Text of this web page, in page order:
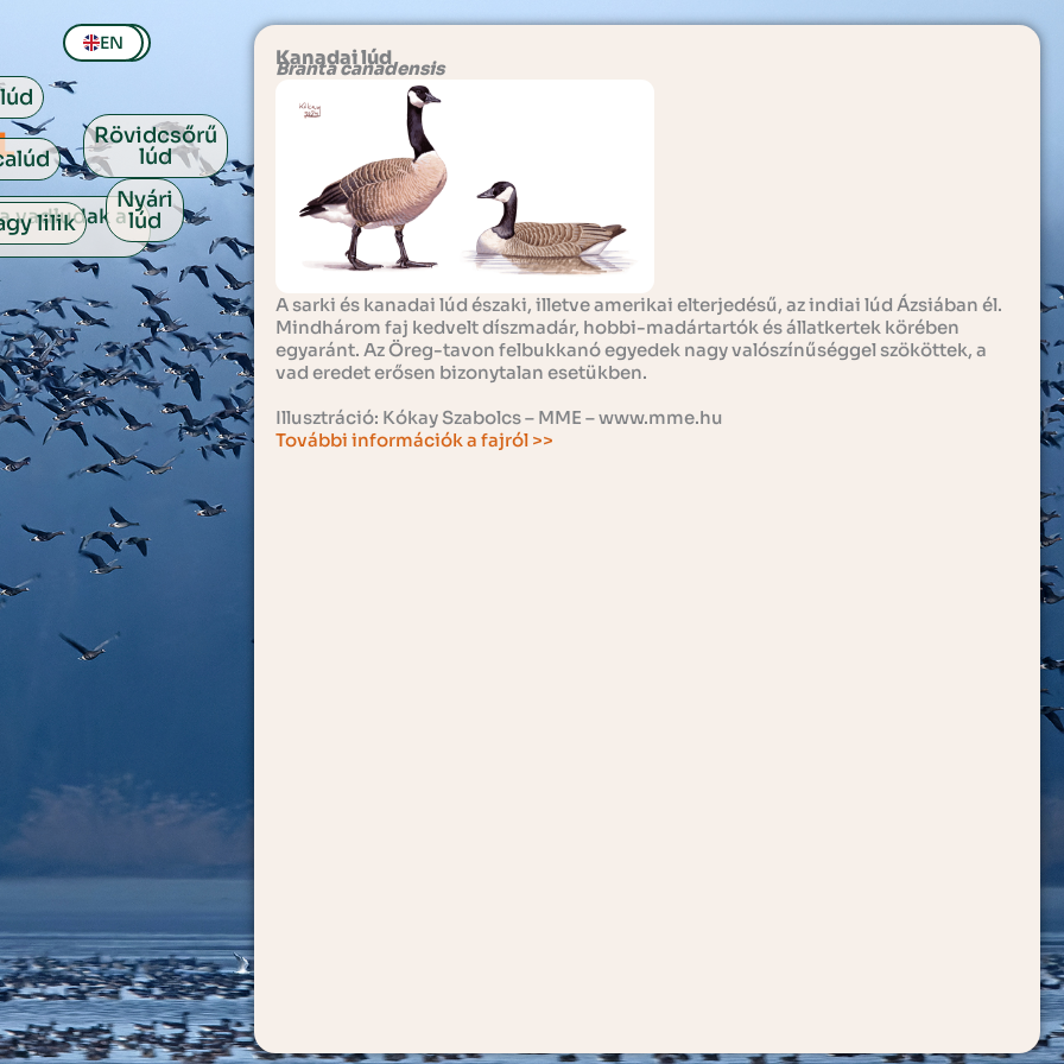
EN
vadludak a
lilik
Nyári
lúd
Rövidcsőrű
lúd
Kanadai lúd
Branta canadensis
A sarki és kanadai lúd északi, illetve amerikai elterjedésű, az indiai lúd Ázsiában él.
Mindhárom faj kedvelt díszmadár, hobbi-madártartók és állatkertek körében
egyaránt. Az Öreg-tavon felbukkanó egyedek nagy valószínűséggel szököttek, a
vad eredet erősen bizonytalan esetükben.
Illusztráció: Kókay Szabolcs – MME – www.mme.hu
További információk a fajról >>